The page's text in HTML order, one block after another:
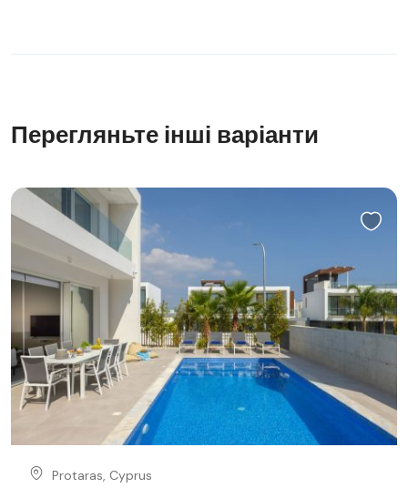
Перегляньте інші варіанти
Protaras, Cyprus